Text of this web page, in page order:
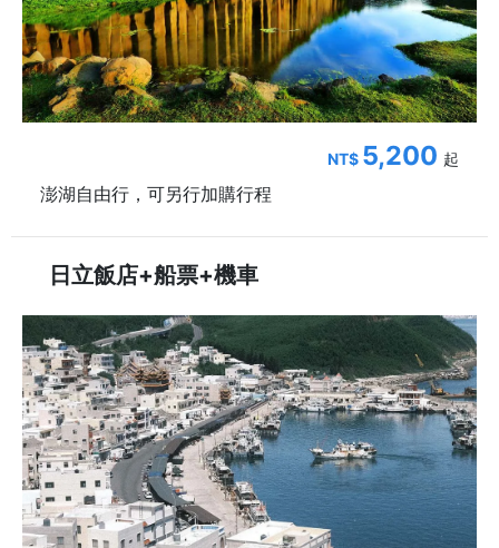
NT$ 5,200 起
澎湖自由行，可另行加購行程
日立飯店+船票+機車